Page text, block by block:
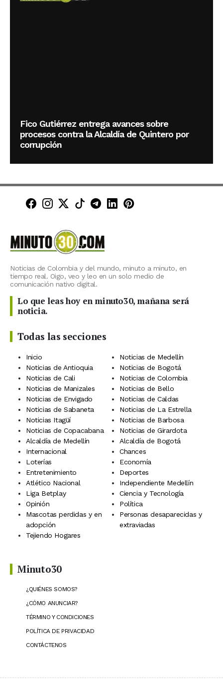
Fico Gutiérrez entrega avances sobre
procesos contra la Alcaldía de Quintero por
corrupción
Minuto30 en Facebook
Minuto30 en Instagram
Minuto30 en X (Twitter)
Minuto30 en TikTok
Canal de Minuto30 en
Minuto30 en LinkedIn
Minuto30 en
Noticias de Colombia y del mundo, minuto a minuto, en
tiempo real. Oigo, veo y leo en un solo medio de
comunicación nativo digital.
Lo que leas hoy en minuto30, mañana será
noticia.
Todas las secciones
Inicio
Noticias de Medellín
Noticias de Antioquia
Noticias de Bogotá
Noticias de Cali
Noticias de Colombia
Noticias de Manizales
Noticias de Bello
Noticias de Envigado
Noticias de Caldas
Noticias de Sabaneta
Noticias de La Estrella
Noticias Itagüí
Noticias de Barbosa
Noticias de Copacabana
Noticias de Girardota
Alcaldía de Medellín
Alcaldía de Bogotá
Internacional
Chances
Loterías
Economía
Entretenimiento
Deportes
Atlético Nacional
Independiente Medellín
Liga Betplay
Ciencia y Tecnología
Opinión
Política
Mascotas perdidas y en
adopción
Personas desaparecidas y
extraviadas
Tejiendo Hogares
Minuto30
¿QUIÉNES SOMOS?
¿CÓMO ANUNCIAR?
TÉRMINO Y CONDICIONES
POLÍTICA DE PRIVACIDAD
CONTÁCTENOS